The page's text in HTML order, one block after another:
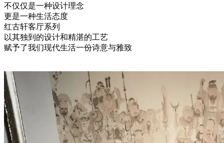
不仅仅是一种设计理念
更是一种生活态度
红古轩客厅系列
以其独到的设计和精湛的工艺
赋予了我们现代生活一份诗意与雅致